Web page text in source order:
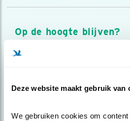
Deze website maakt gebruik van
We gebruiken cookies om
Op de hoogte blijven?
Meld je aan en ontvang nieuws,
over vogels en activiteiten van